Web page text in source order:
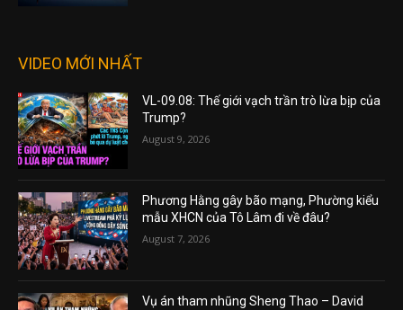
VIDEO MỚI NHẤT
VL-09.08: Thế giới vạch trần trò lừa bịp của
Trump?
August 9, 2026
Phương Hằng gây bão mạng, Phường kiểu
mẫu XHCN của Tô Lâm đi về đâu?
August 7, 2026
Vụ án tham nhũng Sheng Thao – David